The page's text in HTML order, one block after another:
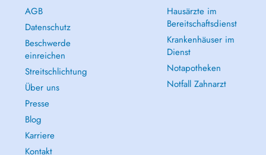
AGB
Datenschutz
Beschwerde
einreichen
Streitschlichtung
Über uns
Presse
Blog
Karriere
Kontakt
Hausärzte im
Bereitschaftsdienst
Krankenhäuser im
Dienst
Notapotheken
Notfall Zahnarzt